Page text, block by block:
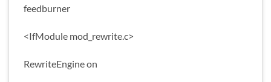
feedburner
<IfModule mod_rewrite.c>
RewriteEngine on